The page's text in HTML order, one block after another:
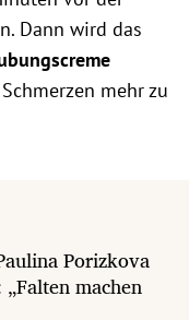
Dann wird das
mehr zu
Porizkova
machen